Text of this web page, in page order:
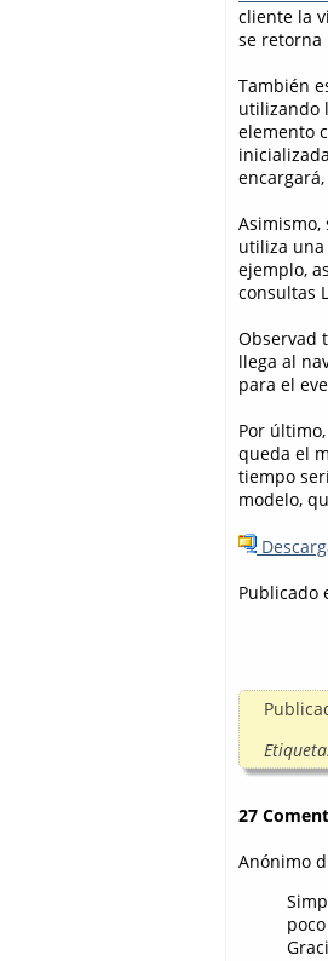
cliente la
se
También
utilizando
elemento
utiliza
ejemplo,
consultas
Observad
llega al
para el
Por
queda el
tiempo
modelo,
Publicado
27
Anónimo